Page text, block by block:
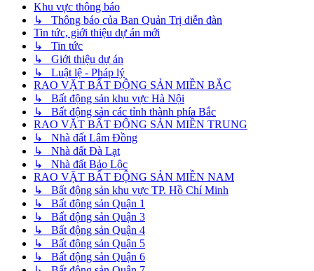
Khu vực thông báo
↳ Thông báo của Ban Quản Trị diễn đàn
Tin tức, giới thiệu dự án mới
↳ Tin tức
↳ Giới thiệu dự án
↳ Luật lệ - Pháp lý
RAO VẶT BẤT ĐỘNG SẢN MIỀN BẮC
↳ Bất động sản khu vực Hà Nội
↳ Bất động sản các tỉnh thành phía Bắc
RAO VẶT BẤT ĐỘNG SẢN MIỀN TRUNG
↳ Nhà đất Lâm Đồng
↳ Nhà đất Đà Lạt
↳ Nhà đất Bảo Lộc
RAO VẶT BẤT ĐỘNG SẢN MIỀN NAM
↳ Bất động sản khu vực TP. Hồ Chí Minh
↳ Bất động sản Quận 1
↳ Bất động sản Quận 3
↳ Bất động sản Quận 4
↳ Bất động sản Quận 5
↳ Bất động sản Quận 6